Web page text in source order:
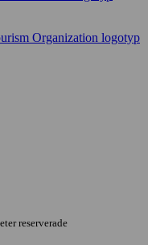
Organization logotyp
reserverade